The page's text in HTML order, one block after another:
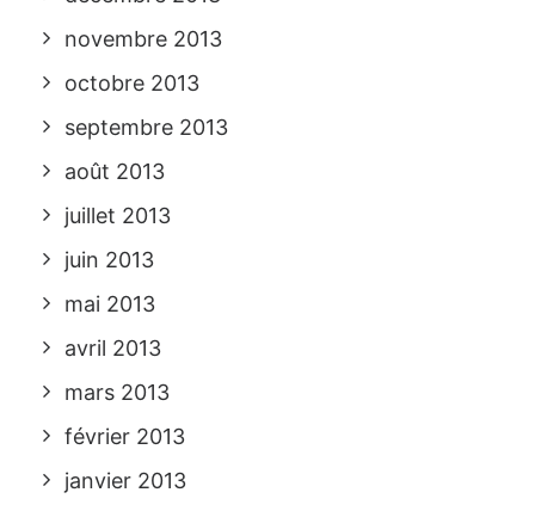
novembre 2013
octobre 2013
septembre 2013
août 2013
juillet 2013
juin 2013
mai 2013
avril 2013
mars 2013
février 2013
janvier 2013